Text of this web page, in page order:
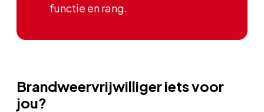
functie en rang.
Brandweervrijwilliger iets voor
jou?